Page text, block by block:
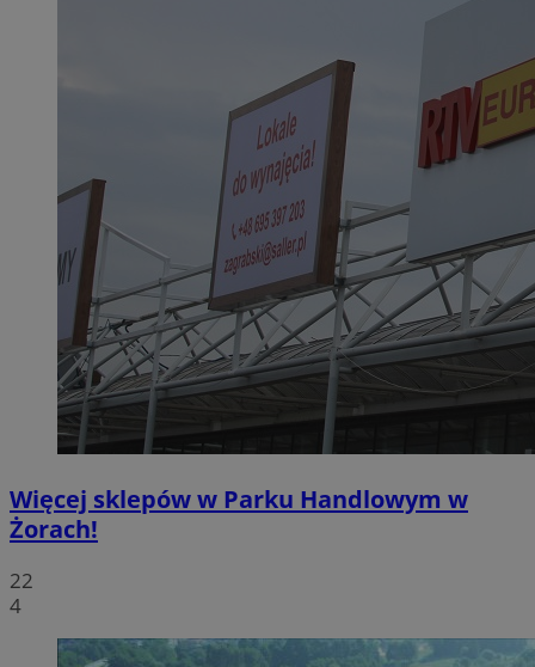
Więcej sklepów w Parku Handlowym w
Żorach!
22
4